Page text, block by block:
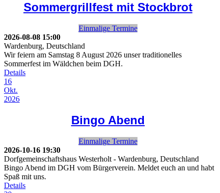
Sommergrillfest mit Stockbrot
Einmalige Termine
2026-08-08 15:00
Wardenburg, Deutschland
Wir feiern am Samstag 8 August 2026 unser traditionelles
Sommerfest im Wäldchen beim DGH.
Details
16
Okt.
2026
Bingo Abend
Einmalige Termine
2026-10-16 19:30
Dorfgemeinschaftshaus Westerholt - Wardenburg, Deutschland
Bingo Abend im DGH vom Bürgerverein. Meldet euch an und habt
Spaß mit uns.
Details